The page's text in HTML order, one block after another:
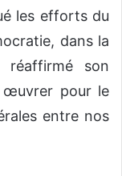
les efforts du
dans la
réaffirmé son
œuvrer pour le
entre nos